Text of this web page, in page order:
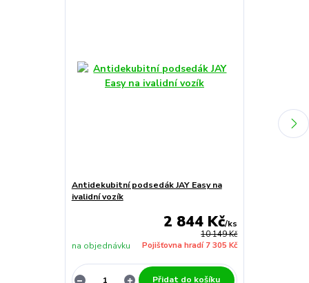
Antidekubitní podsedák JAY Easy na
ivalidní vozík
10 149 Kč
Pojišťovna hradí 7 305 Kč
2 844 Kč/ks
na objednávku
Přidat do košíku